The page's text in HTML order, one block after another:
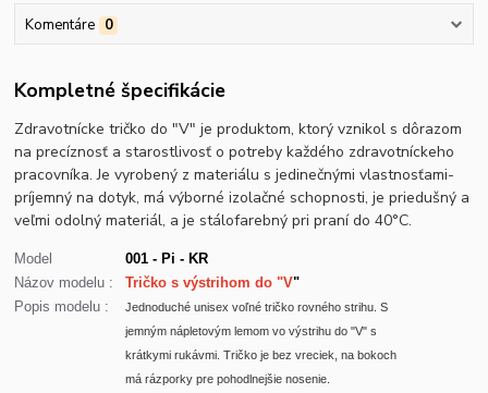
Komentáre 0
Kompletné špecifikácie
Zdravotnícke tričko do "V" je produktom, ktorý vznikol s dôrazom
na precíznosť a starostlivosť o potreby každého zdravotníckeho
pracovníka. Je vyrobený z materiálu s jedinečnými vlastnosťami-
príjemný na dotyk, má výborné izolačné schopnosti, je priedušný a
veľmi odolný materiál, a je stálofarebný pri praní do 40°C.
Model
001 - Pi - KR
Názov modelu :
Tričko s výstrihom do "V"
Popis modelu :
Jednoduché unisex voľné tričko rovného strihu. S
jemným nápletovým lemom vo výstrihu do "V" s
krátkymi rukávmi. Tričko je bez vreciek, na bokoch
má rázporky pre pohodlnejšie nosenie.